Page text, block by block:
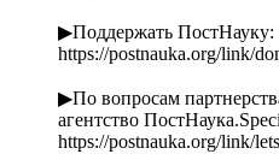
▶Поддержать ПостНауку:
https://postnauka.org/link/
▶По вопросам
агентство
https://postnauka.org/link/